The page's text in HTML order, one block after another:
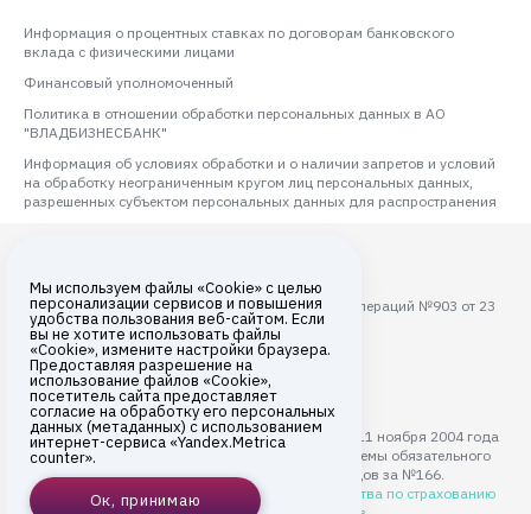
Мы используем файлы «Cookie» с целью
персонализации сервисов и повышения
удобства пользования веб-сайтом. Если
вы не хотите использовать файлы
«Cookie», измените настройки браузера.
Предоставляя разрешение на
использование файлов «Cookie»,
посетитель сайта предоставляет
согласие на обработку его персональных
данных (метаданных) с использованием
интернет-сервиса «Yandex.Metrica
counter».
Ок, принимаю
Информация о процентных ставках по договорам банковского
вклада с физическими лицами
Финансовый уполномоченный
Политика в отношении обработки персональных данных в АО
"ВЛАДБИЗНЕСБАНК"
Информация об условиях обработки и о наличии запретов и условий
на обработку неограниченным кругом лиц персональных данных,
разрешенных субъектом персональных данных для распространения
Лицензия ЦБ РФ на осуществление банковских операций №903 от 23
августа 2017 года
Все права защищены © 2026
АО «ВЛАДБИЗНЕСБАНК»
АО "ВЛАДБИЗНЕСБАНК" с 11 ноября 2004 года
является участником системы обязательного
страхования вкладов за №166.
Подробнее на сайте
Агентства по страхованию